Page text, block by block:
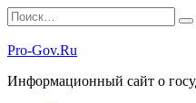
Перейти
к
содержанию
Search
for:
Pro-Gov.Ru
Информационный сайт о